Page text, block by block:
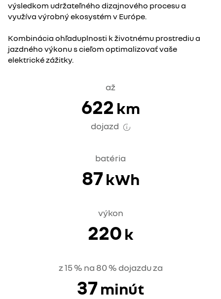
výsledkom udržateľného dizajnového procesu a
využíva výrobný ekosystém v Európe.
Kombinácia ohľaduplnosti k životnému prostrediu a
jazdného výkonu s cieľom optimalizovať vaše
elektrické zážitky.
až
622 km
dojazd
batéria
87kWh
výkon
220 k
z 15 % na 80 % dojazdu za
37minút